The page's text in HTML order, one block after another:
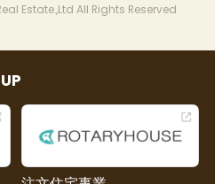
Estate.,Ltd All Rights Reserved